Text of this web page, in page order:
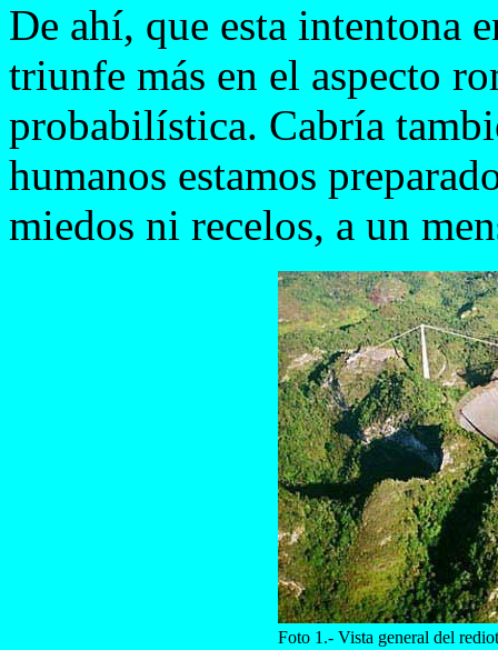
De ahí, que esta intentona
triunfe más en el aspecto
probabilística. Cabría
humanos estamos
miedos ni recelos, a un
Foto 1.- Vista general del